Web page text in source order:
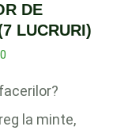
DE
LUCRURI)
la minte,